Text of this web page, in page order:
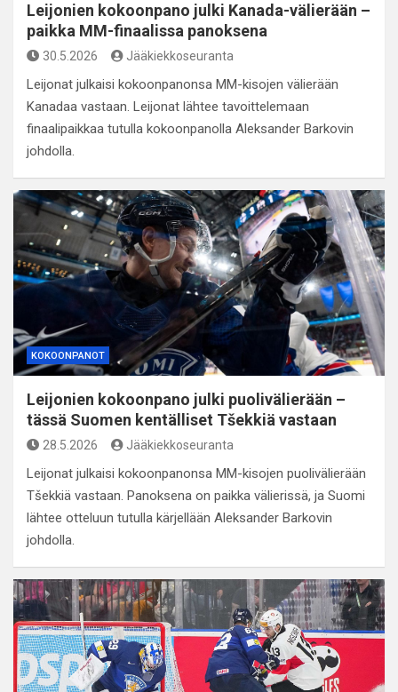
Leijonien kokoonpano julki Kanada-välierään –
paikka MM-finaalissa panoksena
30.5.2026 Jääkiekkoseuranta
Leijonat julkaisi kokoonpanonsa MM-kisojen välierään
Kanadaa vastaan. Leijonat lähtee tavoittelemaan
finaalipaikkaa tutulla kokoonpanolla Aleksander Barkovin
johdolla.
KOKOONPANOT
Leijonien kokoonpano julki puolivälierään –
tässä Suomen kentälliset Tšekkiä vastaan
28.5.2026 Jääkiekkoseuranta
Leijonat julkaisi kokoonpanonsa MM-kisojen puolivälierään
Tšekkiä vastaan. Panoksena on paikka välierissä, ja Suomi
lähtee otteluun tutulla kärjellään Aleksander Barkovin
johdolla.